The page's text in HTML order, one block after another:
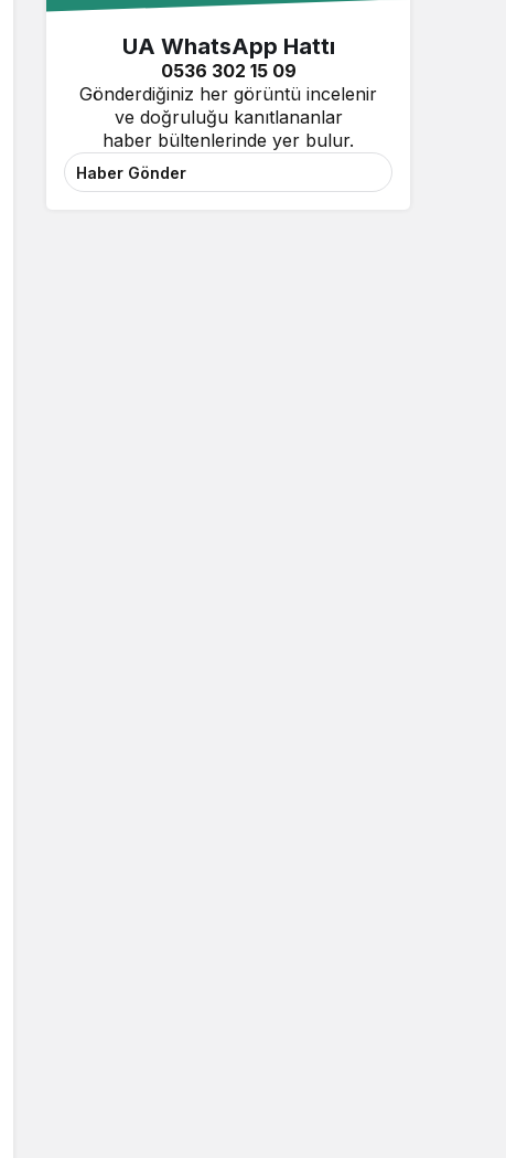
UA WhatsApp Hattı
0536 302 15 09
Gönderdiğiniz her görüntü incelenir
ve doğruluğu kanıtlananlar
haber bültenlerinde yer bulur.
Haber Gönder